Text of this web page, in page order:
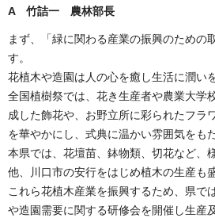
A 竹詰一 農林部長
まず、「緑に関わる産業の振興のための
す。
花植木や造園は人の心を癒し生活に潤い
全国植樹祭では、花き生産者や農業大学
成した飾花や、お野立所に彩られたフラ
を華やかにし、式典に温かい雰囲気をも
本県では、花壇苗、鉢物類、切花など、
他、川口市の安行をはじめ植木の生産も
これら花植木産業を振興するため、県で
や造園需要に関する研修会を開催し生産